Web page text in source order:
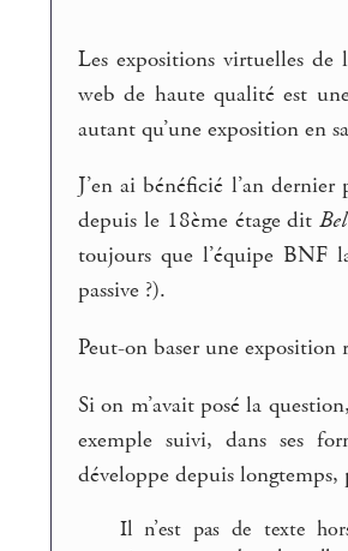
Les expositions virtuelles
web de haute qualité est
autant qu’une exposition en
J’en ai bénéficié l’an
depuis le 18ème étage dit
toujours que l’équipe BNF
passive ?).
Peut-on baser une
Si on m’avait posé la
exemple suivi, dans ses
développe depuis longtemps,
Il n’est pas de texte